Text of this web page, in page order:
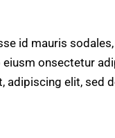
id mauris
onsectetur
adipiscing elit, sed